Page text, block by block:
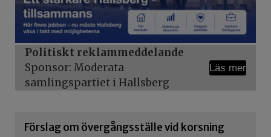
Politiskt reklammeddelande
Sponsor: Moderata
samlingspartiet i Hallsberg
Läs mer
Förslag om övergångsställe vid korsning